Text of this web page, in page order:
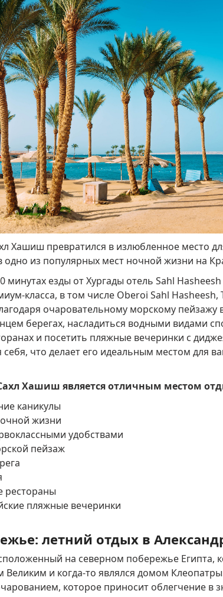
Хашиш превратился в излюбленное место
одно из популярных мест ночной жизни на
минутах езды от Хургады отель Sahl
класса, в том числе Oberoi Sahl
очаровательному морскому пейзажу
берегах, насладиться водными видами
и посетить пляжные вечеринки с
себя, что делает его идеальным местом для
Хашиш является отличным местом
каникулы
жизни
удобствами
пейзаж
рестораны
пляжные вечеринки
летний отдых в
на северном побережье Египта,
Великим и когда-то являлся домом
которое приносит облегчение в